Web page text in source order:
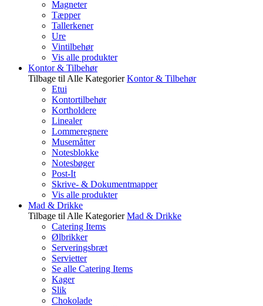
Magneter
Tæpper
Tallerkener
Ure
Vintilbehør
Vis alle produkter
Kontor & Tilbehør
Tilbage til Alle Kategorier Kontor & Tilbehør
Etui
Kontortilbehør
Kortholdere
Linealer
Lommeregnere
Musemåtter
Notesblokke
Notesbøger
Post-It
Skrive- & Dokumentmapper
Vis alle produkter
Mad & Drikke
Tilbage til Alle Kategorier Mad & Drikke
Catering Items
Ølbrikker
Serveringsbræt
Servietter
Se alle Catering Items
Kager
Slik
Chokolade